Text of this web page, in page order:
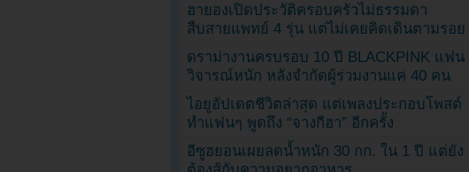
ฮายองเปิดประวัติครอบครัวไม่ธรรมดา
สืบสายแพทย์ 4 รุ่น แต่ไม่เคยคิดเดินตามรอย
ดราม่างานครบรอบ 10 ปี BLACKPINK แฟน
วิจารณ์หนัก หลังจำกัดผู้ร่วมงานแค่ 40 คน
ไอยูอัปเดตชีวิตล่าสุด แต่เพลงประกอบโพสต์
ทำแฟนๆ พูดถึง “จางกีฮา” อีกครั้ง
อีซูฮยอนเผยลดน้ำหนัก 30 กก. ใน 1 ปี แต่ยัง